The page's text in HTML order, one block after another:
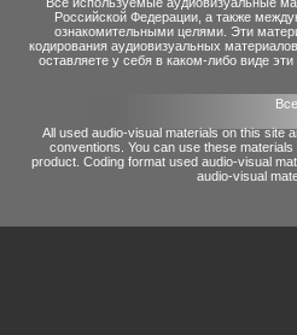
Российской Федерации, а также
ознакомительными целями. Эти
кодирования аудиовизуальных
оставляете у себя в каком-либо виде
All used audio-visual materials on this site
conventions. You can use these
product. Coding format used audio-visual
audio-visual